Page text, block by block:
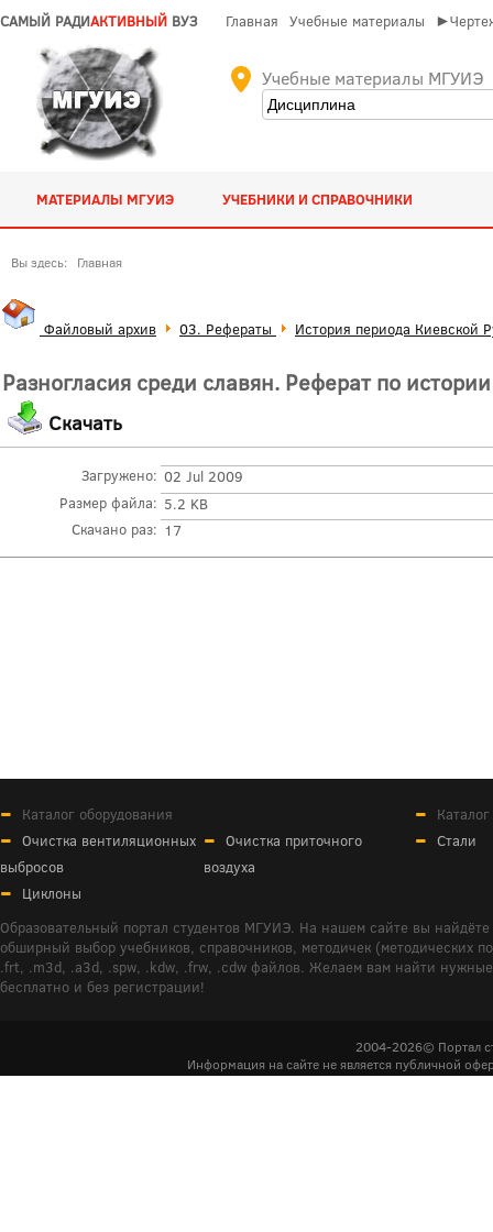
САМЫЙ РАДИАКТИВНЫЙ ВУЗ Главная Учебные материалы
Учебные материалы МГУИЭ
МАТЕРИАЛЫ МГУИЭ УЧЕБНИКИ И СПРАВОЧНИКИ
Вы здесь: Главная
Файловый архив 03. Рефераты История периода Киевской
Разногласия среди славян. Реферат по
Скачать
Загружено: 02 Jul 2009
Размер файла: 5.2 KB
Скачано раз: 17
Каталог оборудования
Очистка вентиляционных
выбросов
Очистка приточного
воздуха
Циклоны
Стали
Образовательный портал студентов МГУИЭ. На нашем сайте вы
обширный выбор учебников, справочников, методичек (методических
.frt, .m3d, .a3d, .spw, .kdw, .frw, .cdw файлов. Желаем вам найти
бесплатно и без регистрации!
2004-2026© Портал
Информация на сайте не является публичной